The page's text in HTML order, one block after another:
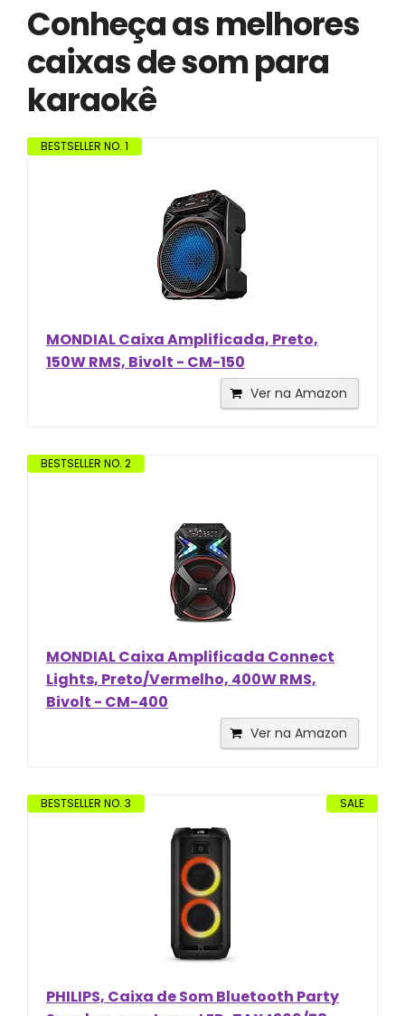
Conheça as melhores
caixas de som para
karaokê
BESTSELLER NO. 1
MONDIAL Caixa Amplificada, Preto,
150W RMS, Bivolt - CM-150
Ver na Amazon
BESTSELLER NO. 2
MONDIAL Caixa Amplificada Connect
Lights, Preto/Vermelho, 400W RMS,
Bivolt - CM-400
Ver na Amazon
SALE
BESTSELLER NO. 3
PHILIPS, Caixa de Som Bluetooth Party